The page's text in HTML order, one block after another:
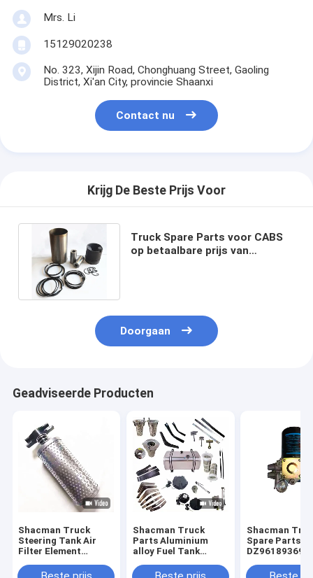
Mrs. Li
15129020238
No. 323, Xijin Road, Chonghuang Street, Gaoling
District, Xi'an City, provincie Shaanxi
Contact nu
Krijg De Beste Prijs Voor
Truck Spare Parts voor CABS
op betaalbare prijs van
Doorgaan
Geadviseerde Producten
Shacman Truck
Steering Tank Air
Filter Element
voor X3000/F2000
Shacman Truck
Parts Aluminium
alloy Fuel Tank
DZ91259550600/DZ9114552790
Shacman
Spare Parts